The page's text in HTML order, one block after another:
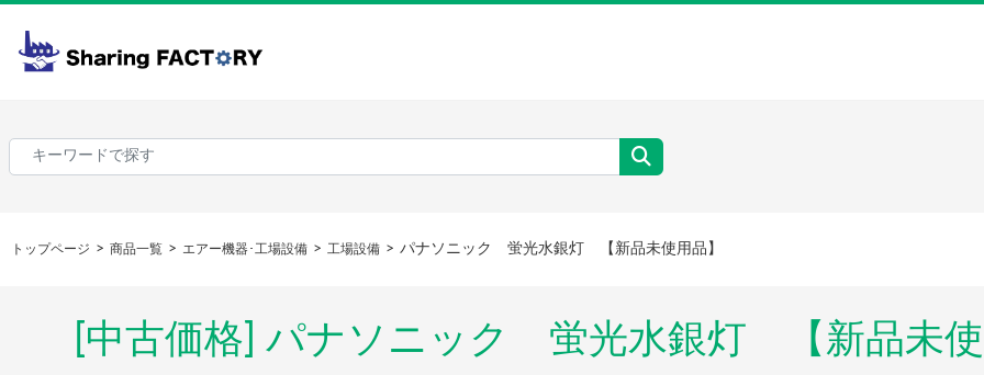
トップページ 商品一覧 エアー機器･工場設備 工場設備 パナソニック 蛍光水銀灯 【新品未使用品】
[中古価格] パナソニック 蛍光水銀灯 【新品未